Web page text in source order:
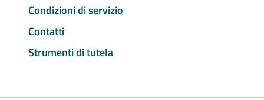
Condizioni di servizio
Contatti
Strumenti di tutela